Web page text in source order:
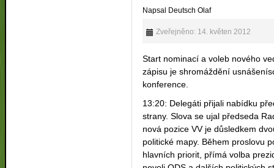
Napsal Deutsch Olaf
Zveřejněno: 14. květen 2012
Start nominací a voleb nového
zápisu je shromáždění
konference.
13:20: Delegáti přijali nabídku
strany. Slova se ujal předseda
nová pozice VV je důsledkem
politické mapy. Během proslovu
hlavních priorit, přímá volba